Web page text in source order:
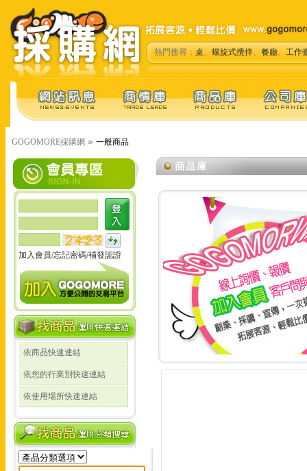
熱門搜尋：桌、螺旋式攪拌、餐廳、工作
GOGOMORE採購網 » 一般商品
加入會員/忘記密碼/補發認證
依商品快速連結
依您的行業別快速連結
依使用場所快速連結
線上詢價 創業 採購 宣傳 一次搞定!